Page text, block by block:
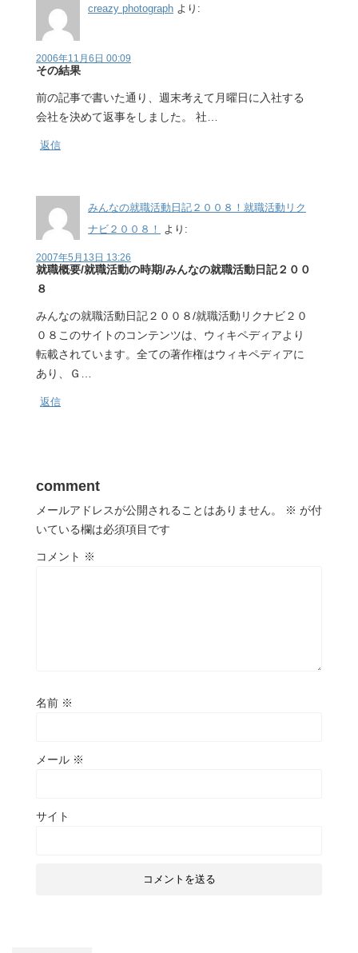
creazy photograph より:
2006年11月6日 00:09
その結果
前の記事で書いた通り、週末考えて月曜日に入社する
会社を決めて返事をしました。 社…
返信
みんなの就職活動日記２００８！就職活動リク
ナビ２００８！
より:
2007年5月13日 13:26
就職概要/就職活動の時期/みんなの就職活動日記２００
８
みんなの就職活動日記２００８/就職活動リクナビ２０
０８このサイトのコンテンツは、ウィキペディアより
転載されています。全ての著作権はウィキペディアに
あり、Ｇ…
返信
comment
メールアドレスが公開されることはありません。 ※ が付
いている欄は必須項目です
コメント ※
名前 ※
メール ※
サイト